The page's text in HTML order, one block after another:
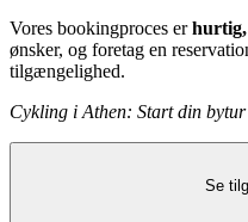
Vores bookingproces er
ønsker, og foretag en
tilgængelighed.
Cykling i Athen: Start din
Se